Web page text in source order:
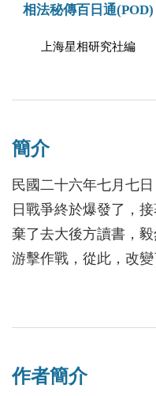
相法秘傳百日通(POD)
上海星相研究社編
簡介
民國二十六年七月七
日戰爭終於爆發了，
棄了去大後方讀書，
游擊作戰，從此，改變
爭「吐羊口之役」、
「劉公島」大捷，虜
作者簡介